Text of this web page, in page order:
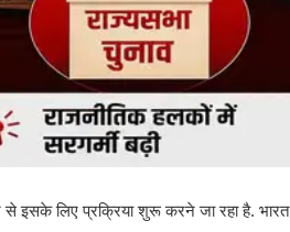
से इसके लिए प्रक्रिया शुरू करने जा रहा है. भारत